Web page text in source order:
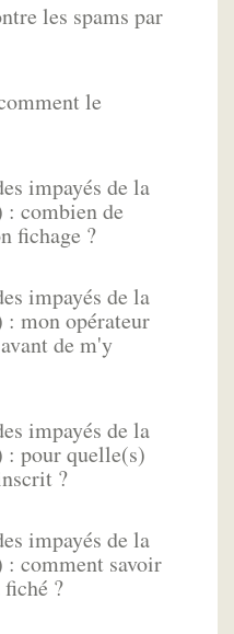
les spams par
le
impayés de la
combien de
fichage ?
impayés de la
mon opérateur
de m'y
impayés de la
pour quelle(s)
?
impayés de la
comment savoir
?